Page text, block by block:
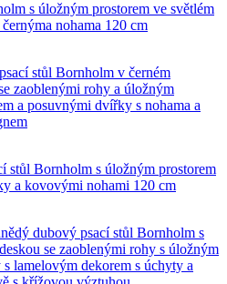
s úložným prostorem ve světlém
nohama 120 cm
stůl Bornholm s úložným prostorem
a kovovými nohami 120 cm